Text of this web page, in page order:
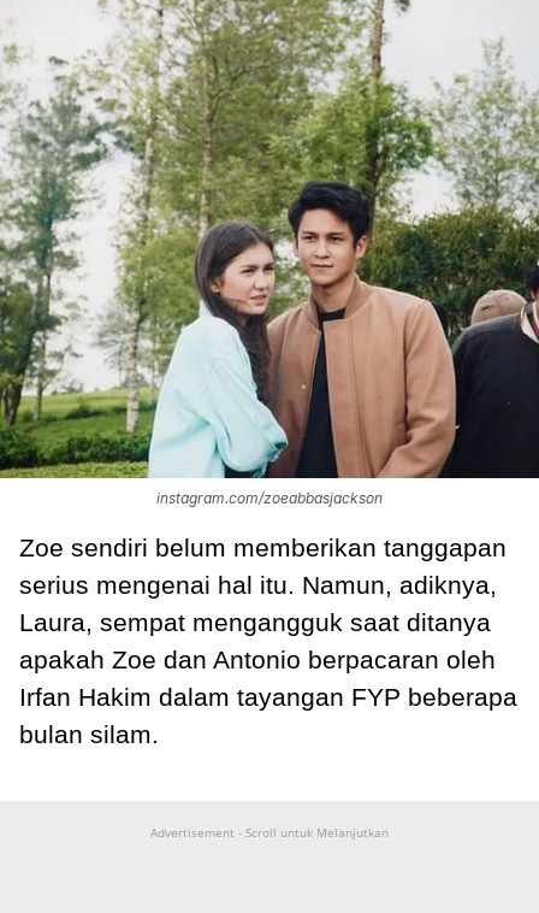
instagram.com/zoeabbasjackson
Zoe sendiri belum memberikan tanggapan
serius mengenai hal itu. Namun, adiknya,
Laura, sempat mengangguk saat ditanya
apakah Zoe dan Antonio berpacaran oleh
Irfan Hakim dalam tayangan FYP beberapa
bulan silam.
Advertisement - Scroll untuk Melanjutkan